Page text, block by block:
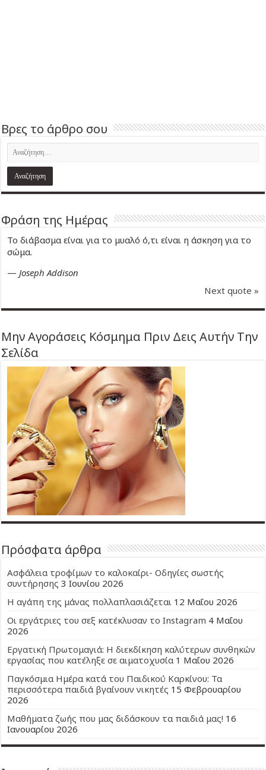
Βρες το άρθρο σου
Φράση της Ημέρας
Το διάβασμα είναι για το μυαλό ό,τι είναι η άσκηση για το
σώμα.
—Joseph Addison
Next quote »
Μην Αγοράσεις Κόσμημα Πριν Δεις Αυτήν Την
Σελίδα
Πρόσφατα άρθρα
Ασφάλεια τροφίμων το καλοκαίρι- Οδηγίες σωστής
συντήρησης 3 Ιουνίου 2026
Η αγάπη της μάνας πολλαπλασιάζεται 12 Μαΐου 2026
Οι εργάτριες του σεξ κατέκλυσαν το Instagram 4 Μαΐου
2026
Εργατική Πρωτομαγιά: Η διεκδίκηση καλύτερων συνθηκών
εργασίας που κατέληξε σε αιματοχυσία 1 Μαΐου 2026
Παγκόσμια Ημέρα κατά του Παιδικού Καρκίνου: Τα
περισσότερα παιδιά βγαίνουν νικητές 15 Φεβρουαρίου
2026
Μαθήματα ζωής που μας διδάσκουν τα παιδιά μας! 16
Ιανουαρίου 2026